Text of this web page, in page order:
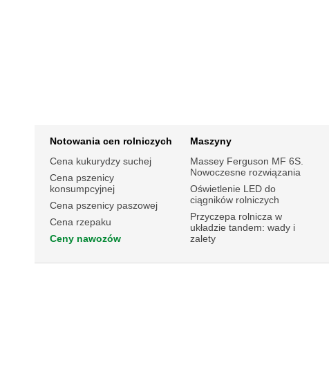
Notowania cen rolniczych
Cena kukurydzy suchej
Cena pszenicy
konsumpcyjnej
Cena pszenicy paszowej
Cena rzepaku
Ceny nawozów
Maszyny
Massey Ferguson MF 6S.
Nowoczesne rozwiązania
Oświetlenie LED do
ciągników rolniczych
Przyczepa rolnicza w
układzie tandem: wady i
zalety